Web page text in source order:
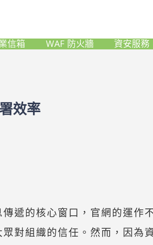
信箱 WAF 防火牆 資安服務
效率
傳遞的核心窗口，官網的運作
對組織的信任。 然而，因為